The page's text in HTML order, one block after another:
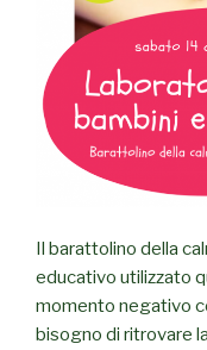
Il barattolino della
educativo utilizzato
momento negativo
bisogno di ritrovare